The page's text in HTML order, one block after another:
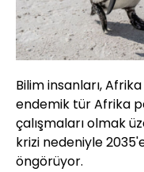
Bilim insanları,
endemik tür Afrika
çalışmaları olmak
krizi nedeniyle
öngörüyor.